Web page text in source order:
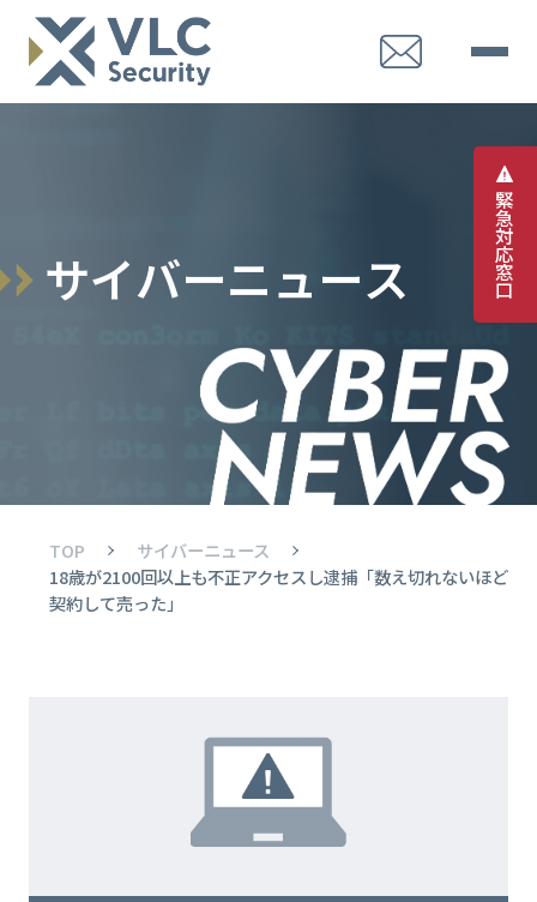
緊
急
対
応
窓
口
サイバーニュース
TOP
サイバーニュース
18歳が2100回以上も不正アクセスし逮捕「数え切れないほど
契約して売った」